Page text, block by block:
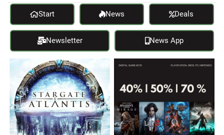
Start News Deals
Newsletter News App